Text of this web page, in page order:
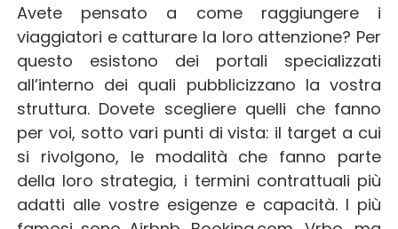
Avete pensato a come raggiungere i
viaggiatori e catturare la loro attenzione? Per
questo esistono dei portali specializzati
all’interno dei quali pubblicizzano la vostra
struttura. Dovete scegliere quelli che fanno
per voi, sotto vari punti di vista: il target a cui
si rivolgono, le modalità che fanno parte
della loro strategia, i termini contrattuali più
adatti alle vostre esigenze e capacità. I più